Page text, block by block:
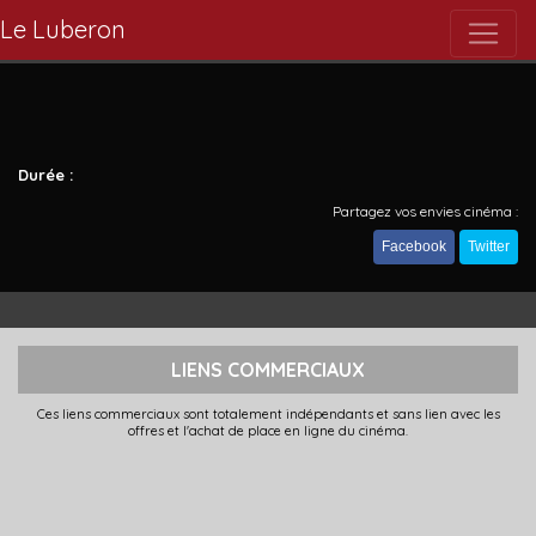
Le Luberon
Durée :
Partagez vos envies cinéma :
Facebook Twitter
LIENS COMMERCIAUX
Ces liens commerciaux sont totalement indépendants et sans lien avec les
offres et l'achat de place en ligne du cinéma.